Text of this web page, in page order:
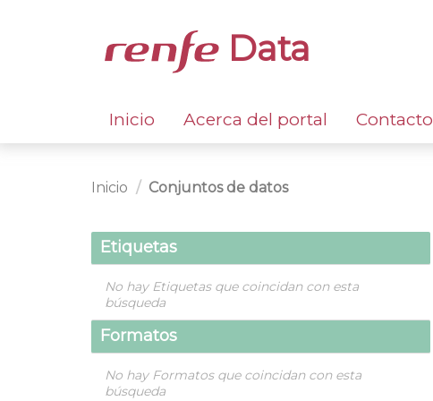
Data
Inicio Acerca del portal Contacto
Inicio Conjuntos de datos
Etiquetas
No hay Etiquetas que coincidan con esta
búsqueda
Formatos
No hay Formatos que coincidan con esta
búsqueda